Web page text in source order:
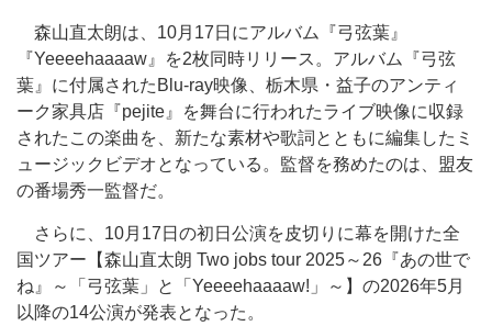
森山直太朗は、10月17日にアルバム『弓弦葉』
『Yeeeehaaaaw』を2枚同時リリース。アルバム『弓弦
葉』に付属されたBlu-ray映像、栃木県・益子のアンティ
ーク家具店『pejite』を舞台に行われたライブ映像に収録
されたこの楽曲を、新たな素材や歌詞とともに編集したミ
ュージックビデオとなっている。監督を務めたのは、盟友
の番場秀一監督だ。
さらに、10月17日の初日公演を皮切りに幕を開けた全
国ツアー【森山直太朗 Two jobs tour 2025～26『あの世で
ね』～「弓弦葉」と「Yeeeehaaaaw!」～】の2026年5月
以降の14公演が発表となった。